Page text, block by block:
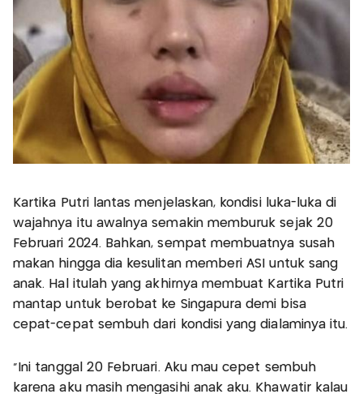
Kartika Putri lantas menjelaskan, kondisi luka-luka di
wajahnya itu awalnya semakin memburuk sejak 20
Februari 2024. Bahkan, sempat membuatnya susah
makan hingga dia kesulitan memberi ASI untuk sang
anak. Hal itulah yang akhirnya membuat Kartika Putri
mantap untuk berobat ke Singapura demi bisa
cepat-cepat sembuh dari kondisi yang dialaminya itu.
“Ini tanggal 20 Februari. Aku mau cepet sembuh
karena aku masih mengasihi anak aku. Khawatir kalau